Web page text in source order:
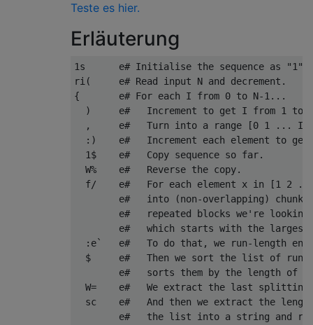
Teste es hier.
Erläuterung
1s      e# Initialise the sequence as "1".
ri(     e# Read input N and decrement.
{       e# For each I from 0 to N-1...
)     e#   Increment to get I from 1 to
,     e#   Turn into a range [0 1 ... I-
:)    e#   Increment each element to get
  1$    e#   Copy sequence so far.
  W%    e#   Reverse the copy.
f/    e#   For each element x in [1 2
e#   into (non-overlapping)
e#   repeated blocks we're
e#   which starts with the
:e`   e#   To do that, we run-length
$     e#   Then we sort the list of
e#   sorts them by the length of
W=    e#   We extract the last
sc    e#   And then we extract the
e#   the list into a string and